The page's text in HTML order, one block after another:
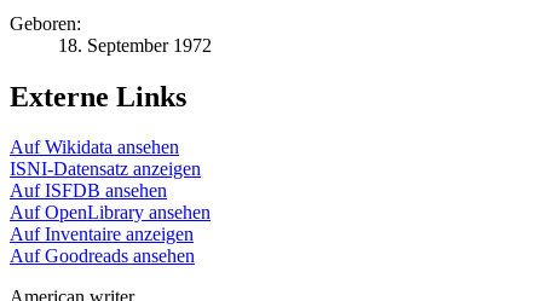
Geboren:
18. September 1972
Externe Links
Auf Wikidata ansehen
ISNI-Datensatz anzeigen
Auf ISFDB ansehen
Auf OpenLibrary ansehen
Auf Inventaire anzeigen
Auf Goodreads ansehen